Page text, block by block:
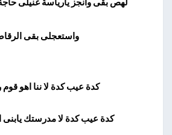
واستعجلى بقى
كدة عيب كدة لا ننا اهو قوم
كدة عيب كدة لا مدرستك يابنى